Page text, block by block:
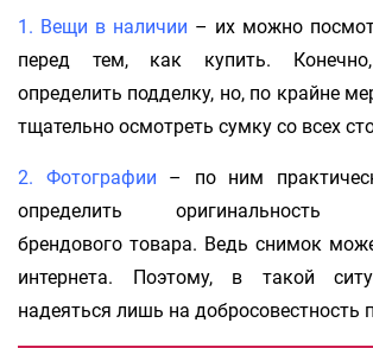
1. Вещи в наличии – их можно
перед тем, как купить.
определить подделку, но, по крайне
тщательно осмотреть сумку со всех
2. Фотографии – по ним
определить оригинальность
брендового товара. Ведь снимок
интернета. Поэтому, в такой
надеяться лишь на добросовестность